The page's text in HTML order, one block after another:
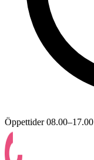
Öppettider 08.00–17.00